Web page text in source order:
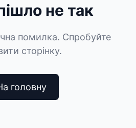
не так
помилка. Спробуйте
сторінку.
головну